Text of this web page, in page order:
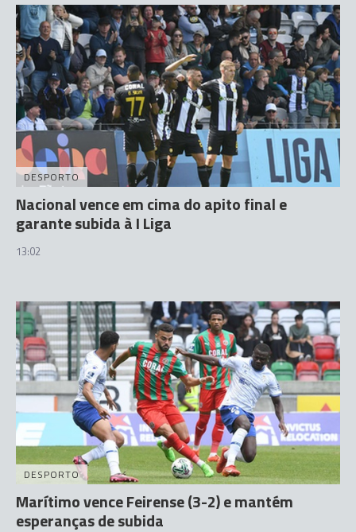
DESPORTO
Nacional vence em cima do apito final e
garante subida à I Liga
13:02
DESPORTO
Marítimo vence Feirense (3-2) e mantém
esperanças de subida